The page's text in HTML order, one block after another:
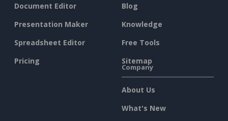
Document Editor
Presentation Maker
Spreadsheet Editor
Pricing
Blog
Knowledge
Free Tools
Sitemap
Company
About Us
What's New